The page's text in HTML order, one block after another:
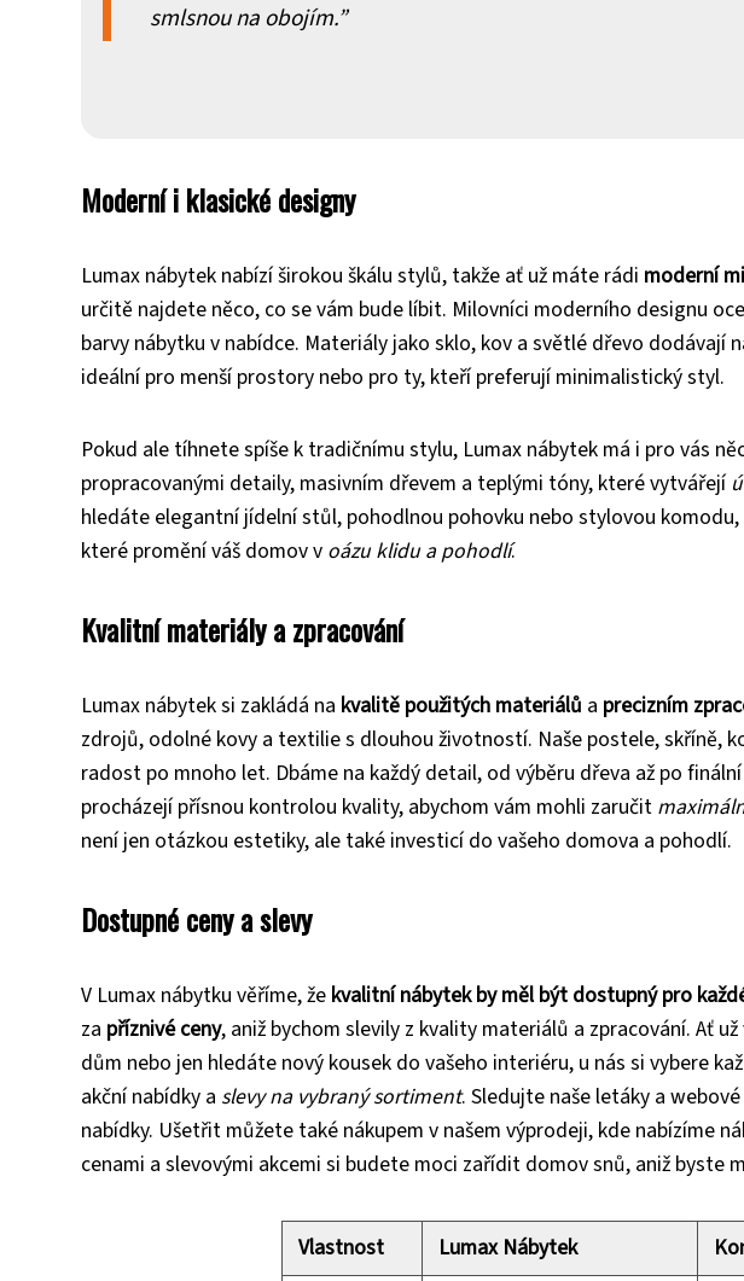
smlsnou na obojím.
Moderní i klasické designy
Lumax nábytek nabízí širokou škálu stylů, takže ať už máte rádi moderní
určitě najdete něco, co se vám bude líbit. Milovníci moderního designu
barvy nábytku v nabídce. Materiály jako sklo, kov a světlé dřevo dodávají
ideální pro menší prostory nebo pro ty, kteří preferují minimalistický styl.
Pokud ale tíhnete spíše k tradičnímu stylu, Lumax nábytek má i pro vás
propracovanými detaily, masivním dřevem a teplými tóny, které vytvářejí
hledáte elegantní jídelní stůl, pohodlnou pohovku nebo stylovou
které promění váš domov v oázu klidu a pohodlí.
Kvalitní materiály a zpracování
Lumax nábytek si zakládá na kvalitě použitých materiálů a precizním
zdrojů, odolné kovy a textilie s dlouhou životností. Naše postele, skříně,
radost po mnoho let. Dbáme na každý detail, od výběru dřeva až po
procházejí přísnou kontrolou kvality, abychom vám mohli zaručit
není jen otázkou estetiky, ale také investicí do vašeho domova a pohodlí.
Dostupné ceny a slevy
V Lumax nábytku věříme, že kvalitní nábytek by měl být dostupný pro
za příznivé ceny, aniž bychom slevily z kvality materiálů a zpracování. Ať
dům nebo jen hledáte nový kousek do vašeho interiéru, u nás si vybere
akční nabídky a slevy na vybraný sortiment. Sledujte naše letáky a
nabídky. Ušetřit můžete také nákupem v našem výprodeji, kde nabízíme
cenami a slevovými akcemi si budete moci zařídit domov snů, aniž byste
Vlastnost Lumax Nábytek